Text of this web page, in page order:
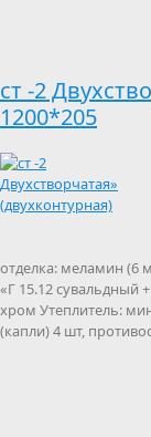
ст -2
1200*205
отделка: меламин (6
«Г 15.12 сувальдный
хром Утеплитель:
(капли) 4 шт,